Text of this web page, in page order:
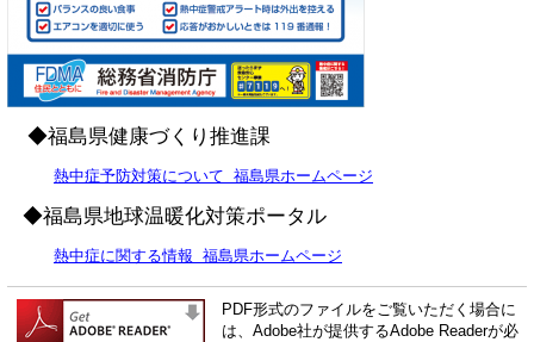
◆福島県健康づくり推進課
熱中症予防対策について 福島県ホームページ
◆福島県地球温暖化対策ポータル
熱中症に関する情報 福島県ホームページ
PDF形式のファイルをご覧いただく場合に
は、Adobe社が提供するAdobe Readerが必